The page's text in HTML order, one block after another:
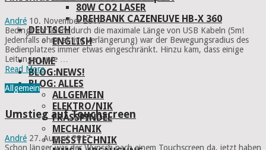
80W CO2 LASER
DREHBANK CAZENEUVE HB-X 360
DEUTSCH
ENGLISH
HOME
BLOG:NEWS!
BLOG: ALLES
ALLGEMEIN
ELEKTRO/NIK
FRÄSSPINDEL
MECHANIK
MESSTECHNIK
André 10. November 2017
Bedingt vor allem durch die maximale Länge von USB Kabeln (5m!
Jedenfalls ohne aktive Verlängerung) war der Bewegungsradius des
Bedienplatzes immer etwas eingeschränkt. Hinzu kam, dass einige
Leitungen, wie …
Read More
Allgemein
Umstieg auf Touchscreen
André 27. August 2017
Schon länger war der Wunsch nach einem Touchscreen da, jetzt haben